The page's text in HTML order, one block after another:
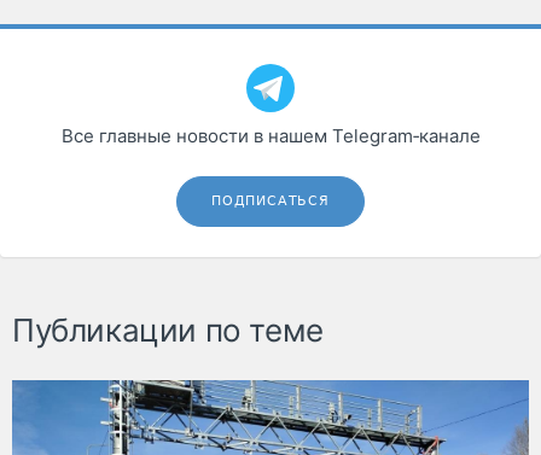
Все главные новости в нашем Telegram‑канале
ПОДПИСАТЬСЯ
Публикации по теме